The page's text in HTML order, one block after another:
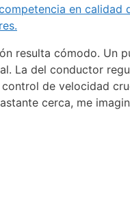
en
resulta cómodo. Un
La del conductor
de velocidad
cerca, me